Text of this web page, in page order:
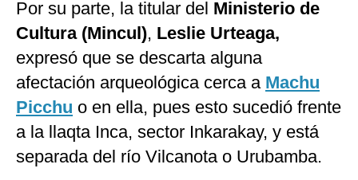
Por su parte, la titular del Ministerio de
Cultura (Mincul), Leslie Urteaga,
expresó que se descarta alguna
afectación arqueológica cerca a Machu
Picchu o en ella, pues esto sucedió frente
a la llaqta Inca, sector Inkarakay, y está
separada del río Vilcanota o Urubamba.